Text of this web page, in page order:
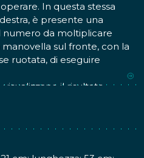
In questa stessa
è presente una
numero da moltiplicare
sul fronte, con la
ruotata, di eseguire
il risultato
della macchina è la
sedici cifre decimali detta
su binari e grazie alla
presa in legno